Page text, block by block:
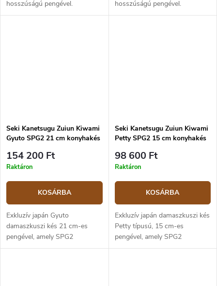
hosszúságú pengével.
hosszúságú pengével.
Seki Kanetsugu Zuiun Kiwami
Gyuto SPG2 21 cm konyhakés
154 200 Ft
Raktáron
KOSÁRBA
Exkluzív japán Gyuto
damaszkuszi kés 21 cm-es
pengével, amely SPG2
poracélból készült.
Seki Kanetsugu Zuiun Kiwami
Petty SPG2 15 cm konyhakés
98 600 Ft
Raktáron
KOSÁRBA
Exkluzív japán damaszkuszi kés
Petty típusú, 15 cm-es
pengével, amely SPG2
poracélból készült.